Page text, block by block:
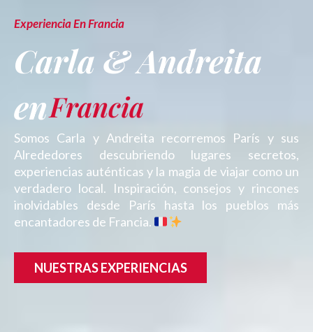
Experiencia En Francia
Carla & Andreita
en Francia
París
Somos Carla y Andreita recorremos París y sus
Alrededores descubriendo lugares secretos,
experiencias auténticas y la magia de viajar como un
verdadero local. Inspiración, consejos y rincones
inolvidables desde París hasta los pueblos más
encantadores de Francia.
NUESTRAS EXPERIENCIAS